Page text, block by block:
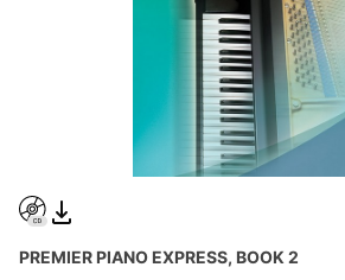
PREMIER PIANO EXPRESS, BOOK 2